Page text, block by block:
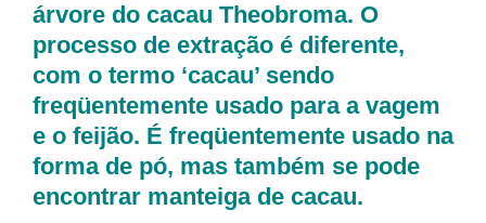
árvore do cacau Theobroma. O
processo de extração é diferente,
com o termo ‘cacau’ sendo
freqüentemente usado para a vagem
e o feijão. É freqüentemente usado na
forma de pó, mas também se pode
encontrar manteiga de cacau.